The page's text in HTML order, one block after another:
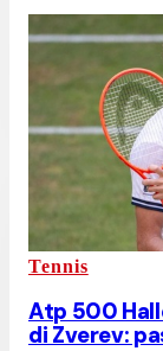
Tennis
Atp 500
di Zverev: